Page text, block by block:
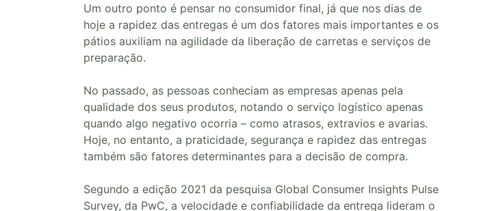
Um outro ponto é pensar no consumidor final, já que nos dias de
hoje a rapidez das entregas é um dos fatores mais importantes e os
pátios auxiliam na agilidade da liberação de carretas e serviços de
preparação.
No passado, as pessoas conheciam as empresas apenas pela
qualidade dos seus produtos, notando o serviço logístico apenas
quando algo negativo ocorria – como atrasos, extravios e avarias.
Hoje, no entanto, a praticidade, segurança e rapidez das entregas
também são fatores determinantes para a decisão de compra.
Segundo a edição 2021 da pesquisa Global Consumer Insights Pulse
Survey, da PwC, a velocidade e confiabilidade da entrega lideram o